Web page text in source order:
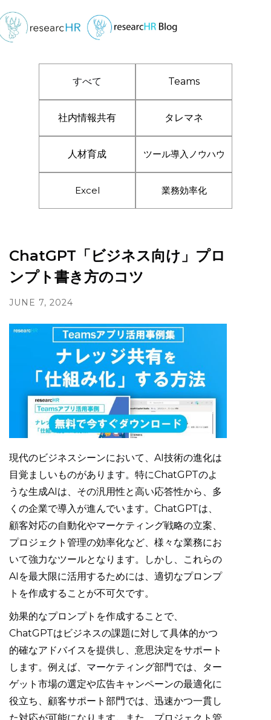
すべて Teams
社内情報共有 タレマネ
人材育成 ツール導入ノウハウ
Excel 業務効率化
ChatGPT「ビジネス向け」プロ
ンプト書き方のコツ
JUNE 7, 2024
現代のビジネスシーンにおいて、AI技術の進化は
目覚ましいものがあります。特にChatGPTのよ
うな生成AIは、その汎用性と高い応答性から、多
くの企業で導入が進んでいます。ChatGPTは、
顧客対応の自動化やマーケティング戦略の立案、
プロジェクト管理の効率化など、様々な業務にお
いて強力なツールとなります。しかし、これらの
AIを最大限に活用するためには、適切なプロンプ
トを作成することが不可欠です。
効果的なプロンプトを作成することで、
ChatGPTはビジネスの課題に対して具体的かつ
的確なアドバイスを提供し、意思決定をサポート
します。例えば、マーケティング部門では、ター
ゲット市場の選定や広告キャンペーンの最適化に
役立ち、顧客サポート部門では、迅速かつ一貫し